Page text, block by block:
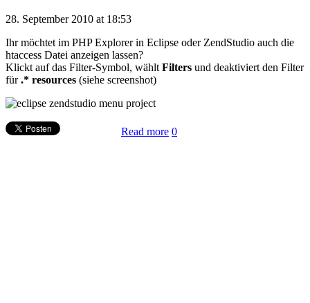
28. September 2010 at 18:53
Ihr möchtet im PHP Explorer in Eclipse oder ZendStudio auch die
htaccess Datei anzeigen lassen?
Klickt auf das Filter-Symbol, wählt Filters und deaktiviert den Filter
für.* resources (siehe screenshot)
Read more 0